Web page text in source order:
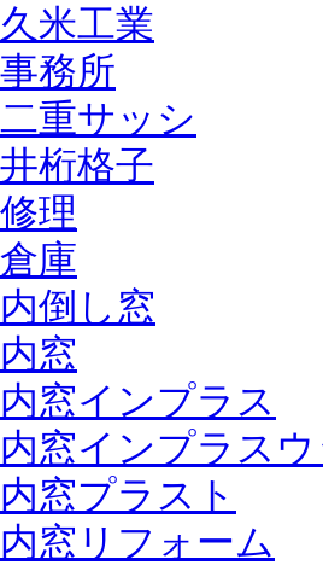
久米工業
事務所
二重サッシ
井桁格子
修理
倉庫
内倒し窓
内窓
内窓インプラス
内窓インプラスウ
内窓プラスト
内窓リフォーム